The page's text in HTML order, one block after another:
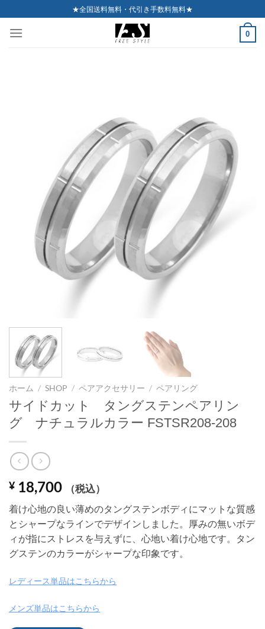
to
content
★全国送料無料・代引き手数料無料★
0
ホーム / SHOP / ペアアクセサリー / ペアリング
サイドカット タングステンペアリン
グ ナチュラルカラー FSTSR208-208
¥ 18,700 （税込）
着け心地の良い薄めのタングステンボディにマットな質感
とシャープなラインでデザインしました。厚みの無いボデ
ィが指にストレスを与えずに、心地い着け心地です。タン
グステンのカラーがシャープな印象です。
レディース単品はこちらから
メンズ単品はこちらから